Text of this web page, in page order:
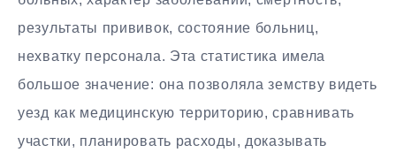
результаты прививок, состояние больниц,
нехватку персонала. Эта статистика имела
большое значение: она позволяла земству видеть
уезд как медицинскую территорию, сравнивать
участки, планировать расходы, доказывать